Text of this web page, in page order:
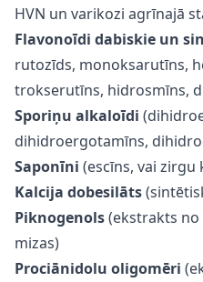
HVN un varikozi agrīnajā
Flavonoīdi dabiskie un
rutozīds, monoksarutīns,
trokserutīns, hidrosmīns,
Sporiņu alkaloīdi
dihidroergotamīns,
Saponīni (escīns, vai
Kalcija dobesilāts
Piknogenols(ekstrakts no
mizas)
Prociānidolu oligomēri